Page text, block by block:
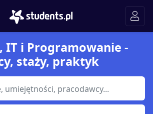
IT i Programowanie -
staży, praktyk